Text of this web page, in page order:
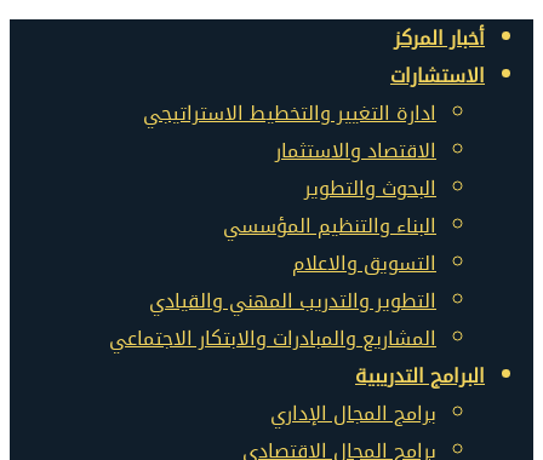
أخبار المركز
الاستشارات
ادارة التغيير والتخطيط الاستراتيجي
الاقتصاد والاستثمار
البحوث والتطوير
البناء والتنظيم المؤسسي
التسويق والاعلام
التطوير والتدريب المهني والقيادي
المشاريع والمبادرات والابتكار الاجتماعي
البرامج التدريبية
برامج المجال الإداري
برامج المجال الاقتصادي